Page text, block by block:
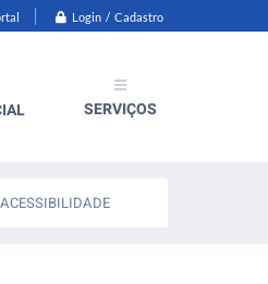
Login / Cadastro
SERVIÇOS
ACESSIBILIDADE